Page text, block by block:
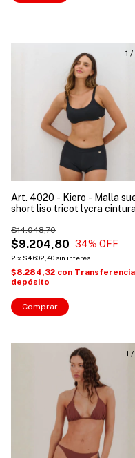
1 /
Art. 4020 - Kiero - Malla
short liso tricot lycra cintura
$9.204,80
$14.048,70
34% OFF
2 x $4.602,40 sin interés
$8.284,32 con
depósito
Comprar
1 /